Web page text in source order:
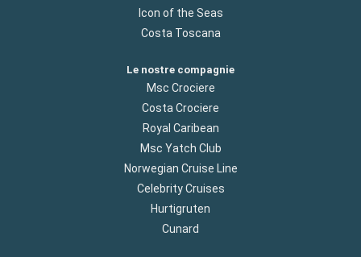
Icon of the Seas
Costa Toscana
Le nostre compagnie
Msc Crociere
Costa Crociere
Royal Caribean
Msc Yatch Club
Norwegian Cruise Line
Celebrity Cruises
Hurtigruten
Cunard